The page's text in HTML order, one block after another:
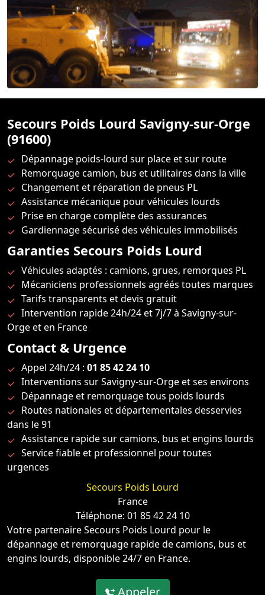
Secours Poids Lourd Savigny-sur-Orge
(91600)
Dépannage poids-lourd sur place et sur route
Remorquage camion, bus et utilitaires dans la ville
Changement et réparation de pneus PL
Assistance mécanique pour véhicules lourds
Prise en charge complète des assurances
Gardiennage sécurisé des véhicules immobilisés
Garanties Secours Poids Lourd
Véhicules adaptés : camions, grues, remorques PL
Mécaniciens professionnels agréés toutes marques
Tarifs transparents et devis gratuit
Intervention rapide 24h/24 et 7j/7 à Savigny-sur-
Orge et en France
Contact & Urgence
Appel 24h/24 : 01 85 42 24 10
Interventions sur Savigny-sur-Orge et ses environs
Dépannage et remorquage tous poids lourds
Routes nationales et départementales desservies
dans le 91
Assistance rapide sur camions, bus et engins lourds
Service fiable et professionnel pour toutes
urgences
Secours Poids Lourd
France
Téléphone: 01 85 42 24 10
Votre partenaire Secours Poids Lourd pour le
dépannage et remorquage rapide de camions, bus et
engins lourds, disponible 24/7 en France.
Appeler